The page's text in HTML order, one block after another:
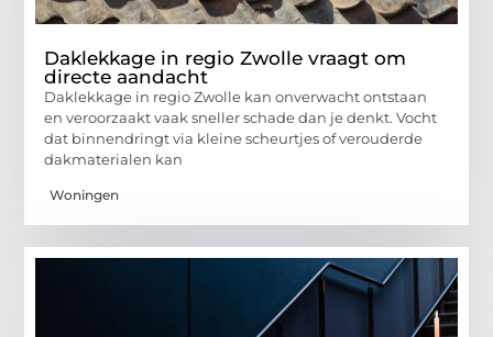
Daklekkage in regio Zwolle vraagt om
directe aandacht
Daklekkage in regio Zwolle kan onverwacht ontstaan
en veroorzaakt vaak sneller schade dan je denkt. Vocht
dat binnendringt via kleine scheurtjes of verouderde
dakmaterialen kan
Woningen